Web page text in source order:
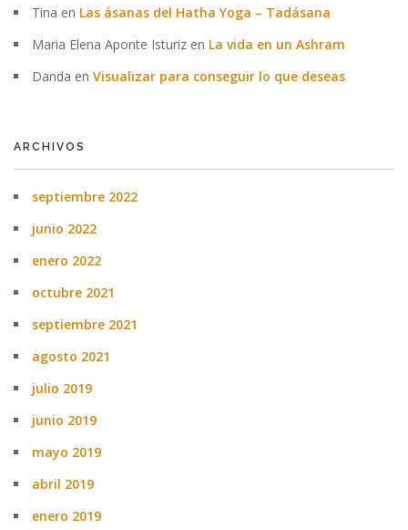
Tina en Las ásanas del Hatha Yoga – Tadásana
Maria Elena Aponte Isturiz en La vida en un Ashram
Danda en Visualizar para conseguir lo que deseas
ARCHIVOS
septiembre 2022
junio 2022
enero 2022
octubre 2021
septiembre 2021
agosto 2021
julio 2019
junio 2019
mayo 2019
abril 2019
enero 2019